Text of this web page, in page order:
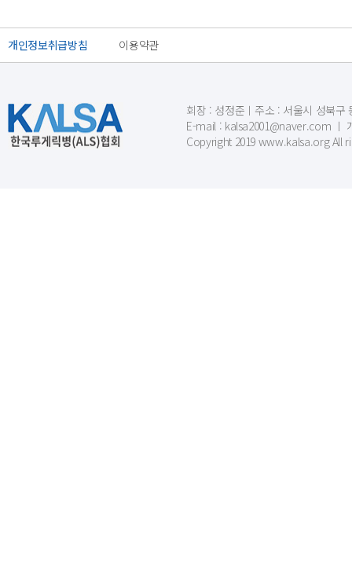
개인정보취급방침 이용약관
회장 : 성정준ㅣ주소 : 서울시 성북구
E-mail : kalsa2001@naver.com ㅣ
Copyright 2019 www.kalsa.org All